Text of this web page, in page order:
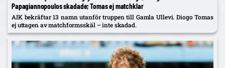
Papagiannopoulos skadade; Tomas ej matchklar
AIK bekräftar 13 namn utanför truppen till Gamla Ullevi. Diogo Tomas
ej uttagen av matchformsskäl – inte skadad.